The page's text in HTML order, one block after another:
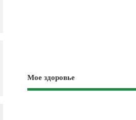
Мое здоровье